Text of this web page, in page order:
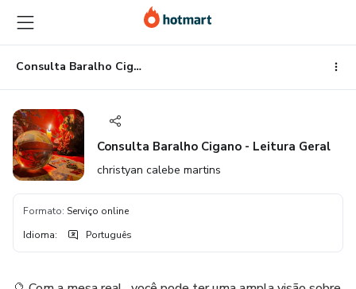
para
o
conteúdo
principal
para
o
pagamento
para
o
rodapé
Consulta Baralho Cigano - Leitura Geral
Consulta Baralho Cigano - Leitura Geral
christyan calebe martins
Formato: Serviço online
Idioma: Português